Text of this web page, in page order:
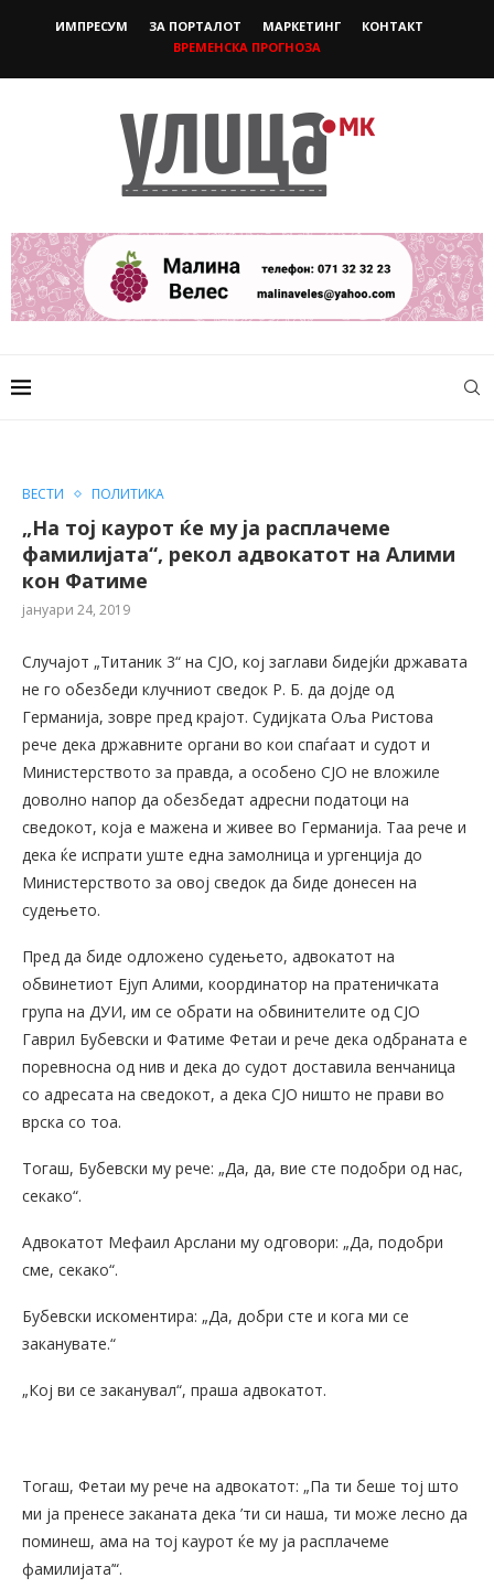
ИМПРЕСУМ ЗА ПОРТАЛОТ МАРКЕТИНГ
КОНТАКТ
ВРЕМЕНСКА ПРОГНОЗА
ВЕСТИ ПОЛИТИКА
„На тој каурот ќе му ја расплачеме
фамилијата“, рекол адвокатот на Алими
кон Фатиме
јануари 24, 2019
Случајот „Титаник 3“ на СЈО, кој заглави бидејќи државата
не го обезбеди клучниот сведок Р. Б. да дојде од
Германија, зовре пред крајот. Судијката Оља Ристова
рече дека државните органи во кои спаѓаат и судот и
Министерството за правда, а особено СЈО не вложиле
доволно напор да обезбедат адресни податоци на
сведокот, која е мажена и живее во Германија. Таа рече и
дека ќе испрати уште една замолница и ургенција до
Министерството за овој сведок да биде донесен на
судењето.
Пред да биде одложено судењето, адвокатот на
обвинетиот Ејуп Алими, координатор на пратеничката
група на ДУИ, им се обрати на обвинителите од СЈО
Гаврил Бубевски и Фатиме Фетаи и рече дека одбраната е
поревносна од нив и дека до судот доставила венчаница
со адресата на сведокот, а дека СЈО ништо не прави во
врска со тоа.
Тогаш, Бубевски му рече: „Да, да, вие сте подобри од нас,
секако“.
Адвокатот Мефаил Арслани му одговори: „Да, подобри
сме, секако“.
Бубевски искоментира: „Да, добри сте и кога ми се
заканувате.“
„Кој ви се заканувал“, праша адвокатот.
Тогаш, Фетаи му рече на адвокатот: „Па ти беше тој што
ми ја пренесе заканата дека ’ти си наша, ти може лесно да
поминеш, ама на тој каурот ќе му ја расплачеме
фамилијата’“.